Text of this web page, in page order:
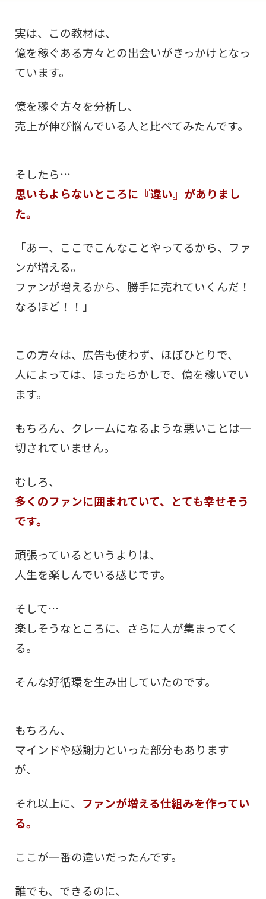
実は、この教材は、
億を稼ぐある方々との出会いがきっかけとなっ
ています。
億を稼ぐ方々を分析し、
売上が伸び悩んでいる人と比べてみたんです。
そしたら…
思いもよらないところに『違い』がありまし
た。
「あー、ここでこんなことやってるから、ファ
ンが増える。
ファンが増えるから、勝手に売れていくんだ！
なるほど！！」
この方々は、広告も使わず、ほぼひとりで、
人によっては、ほったらかしで、億を稼いでい
ます。
もちろん、クレームになるような悪いことは一
切されていません。
むしろ、
多くのファンに囲まれていて、とても幸せそう
です。
頑張っているというよりは、
人生を楽しんでいる感じです。
そして…
楽しそうなところに、さらに人が集まってく
る。
そんな好循環を生み出していたのです。
もちろん、
マインドや感謝力といった部分もあります
が、
それ以上に、 ファンが増える仕組みを作ってい
る。
ここが一番の違いだったんです。
誰でも、できるのに、